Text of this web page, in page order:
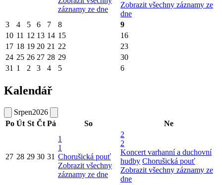
záznamy ze dne
Zobrazit všechny záznamy ze
dne
3
4 5 6 7 8
9
10 11 12 13 14 15
16
17 18 19 20 21 22
23
24 25 26 27 28 29
30
31 1 2 3 4 5 6
Kalendář
Srpen2026
Po Út St Čt Pá So Ne
27 28 29 30 31
1
1
Chorušická pouť
Zobrazit všechny
záznamy ze dne
2
2
Koncert varhanní a duchovní
hudby Chorušická pouť
Zobrazit všechny záznamy ze
dne